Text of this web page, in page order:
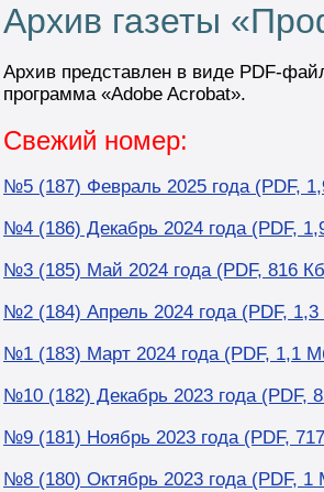
Архив газеты
Архив представлен в виде PDF-
программа «Adobe Acrobat».
Свежий номер:
№5 (187) Февраль 2025 года (PDF,
№4 (186) Декабрь 2024 года (PDF,
№3 (185) Май 2024 года (PDF, 816
№2 (184) Апрель 2024 года (PDF,
№1 (183) Март 2024 года (PDF, 1,1
№10 (182) Декабрь 2023 года (PDF,
№9 (181) Ноябрь 2023 года (PDF,
№8 (180) Октябрь 2023 года (PDF, 1